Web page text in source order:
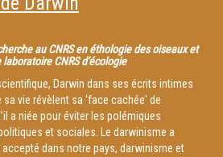
au CNRS en éthologie des oiseaux et
CNRS d'écologie
Darwin dans ses écrits intimes
vie révèlent sa ‘face cachée' de
a niée pour éviter les polémiques
et sociales. Le darwinisme a
accepté dans notre pays, darwinisme et